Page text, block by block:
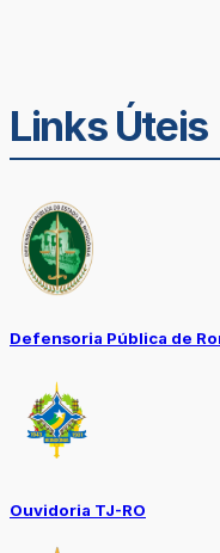
Links Úteis
Defensoria Pública de
Ouvidoria TJ-RO